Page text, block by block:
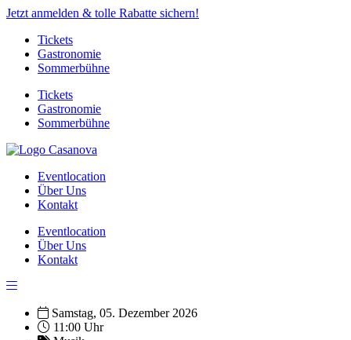
Jetzt anmelden & tolle Rabatte sichern!
Tickets
Gastronomie
Sommerbühne
Tickets
Gastronomie
Sommerbühne
Eventlocation
Über Uns
Kontakt
Eventlocation
Über Uns
Kontakt
Samstag, 05. Dezember 2026
11:00 Uhr